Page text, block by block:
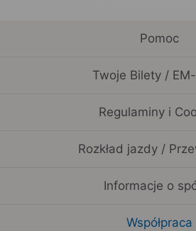
Pomoc
Twoje Bilety /
Regulaminy i
Rozkład jazdy /
Informacje o
Współpraca